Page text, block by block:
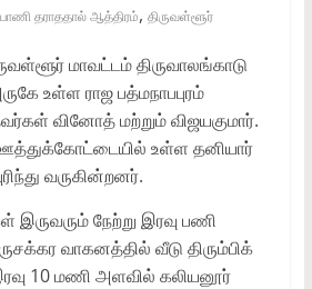
தராததால் ஆத்திரம், திருவள்ளூர்
மாவட்டம் திருவாலங்காடு
உள்ள ராஜ பத்மநாபபுரம்
வினோத் மற்றும் விஜயகுமார்.
உள்ள தனியார்
வருகின்றனர்.
நேற்று இரவு பணி
வாகனத்தில் வீடு திரும்பிக்
10 மணி அளவில் கலியனூர்